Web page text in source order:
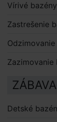
Vírivé bazény
Zastrešenie
Zazimovanie
Detské